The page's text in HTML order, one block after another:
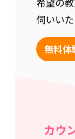
伺いいた
無料体
カウ